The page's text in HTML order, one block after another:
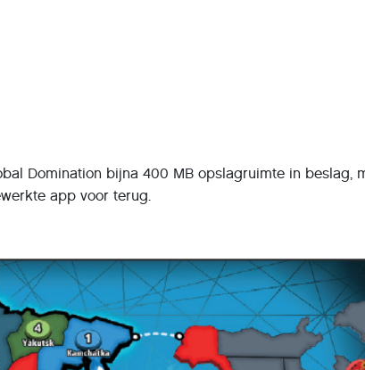
Domination bijna 400 MB opslagruimte in beslag,
app voor terug.